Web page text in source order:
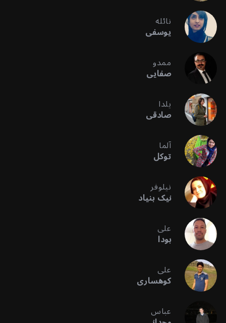
نائله
یوسفی
ممدو
صفایی
یلدا
صادقی
آلما
توکل
نیلوفر
نیک بنیاد
علی
بودا
علی
کوهساری
عباس